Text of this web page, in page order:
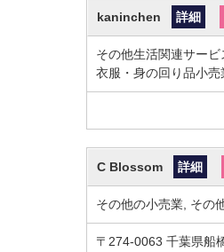
kaninchen 詳細
その他生活関連サー
衣服・身の回り品小売
C Blossom 詳細
その他の小売業, その
〒274-0063 千葉県船